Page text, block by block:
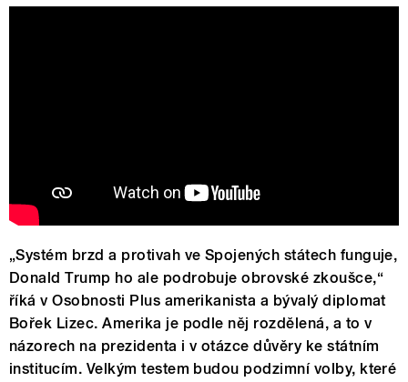
„Systém brzd a protivah ve Spojených státech funguje,
Donald Trump ho ale podrobuje obrovské zkoušce,“
říká v Osobnosti Plus amerikanista a bývalý diplomat
Bořek Lizec. Amerika je podle něj rozdělená, a to v
názorech na prezidenta i v otázce důvěry ke státním
institucím. Velkým testem budou podzimní volby, které